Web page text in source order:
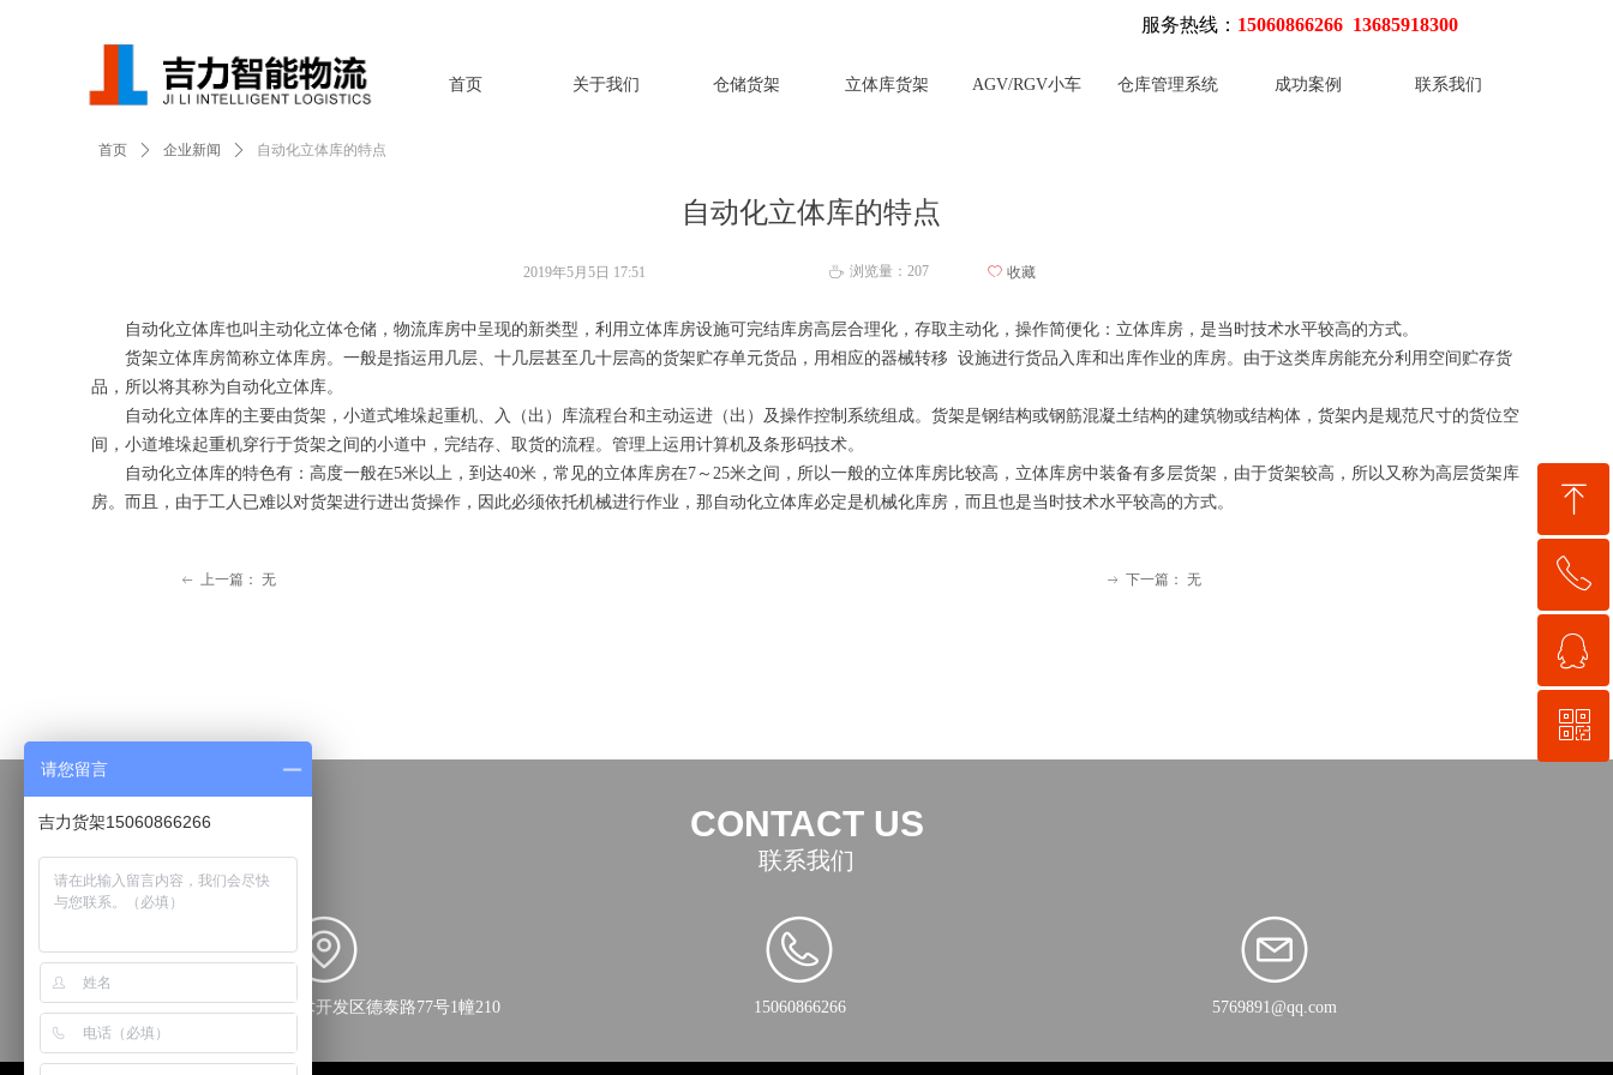
首页 关于我们 仓储货架 立体库货架 AGV/RGV小车 仓库管理系统 成功案例 联系我们
服务热线： 15060866266 13685918300
自动化立体库的特点
首页 ꄲ 企业新闻 ꄲ 自动化立体库的特点
自动化立体库也叫主动化立体仓储，物流库房中呈现的新类型，利用立体库房设施可完结库房高层合理化，存取主动化，操作简便化：立体库房，是当时技术水平较高的方式。
货架立体库房简称立体库房。一般是指运用几层、十几层甚至几十层高的货架贮存单元货品，用相应的器械转移 设施进行货品入库和出库作业的库房。由于这类库房能充分利用空间贮存货
品，所以将其称为自动化立体库。
自动化立体库的主要由货架，小道式堆垛起重机、入（出）库流程台和主动运进（出）及操作控制系统组成。货架是钢结构或钢筋混凝土结构的建筑物或结构体，货架内是规范尺寸的货位空
间，小道堆垛起重机穿行于货架之间的小道中，完结存、取货的流程。管理上运用计算机及条形码技术。
自动化立体库的特色有：高度一般在5米以上，到达40米，常见的立体库房在7～25米之间，所以一般的立体库房比较高，立体库房中装备有多层货架，由于货架较高，所以又称为高层货架库
房。而且，由于工人已难以对货架进行进出货操作，因此必须依托机械进行作业，那自动化立体库必定是机械化库房，而且也是当时技术水平较高的方式。
2019年5月5日 17:51 ꄘ 浏览量： 207 ꄀ 收藏
ꂃ 上一篇： 无 ꁹ 下一篇： 无
CONTACT US
联系我们
福建省泉州市经济技术开发区德泰路77号1幢210 15060866266 5769891@qq.com
请您留言
吉力货架15060866266
ꁸ
回到顶部
ꂅ
ꁗ
QQ客服
ꀥ